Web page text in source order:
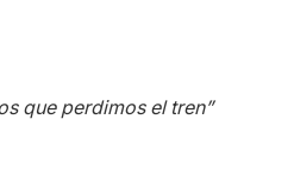
que perdimos el tren”